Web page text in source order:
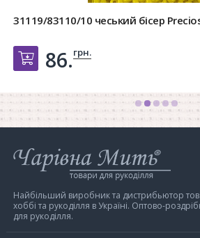
31119/83110/10 чеський бісер
Добавить в корзину
86.грн.
Інтернет-
магазин
Мить
Найбільший виробник та дистрибьютор
хоббі та рукоділля в Україні. Оптово-
для рукоділля.